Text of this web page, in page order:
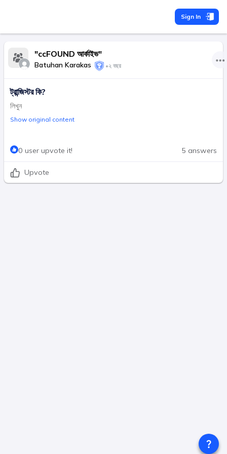
Sign In
"ccFOUND আর্কাইভ"
Batuhan Karakas •২ বছর
ট্রান্জিস্টর কি?
লিখুন
Show original content
0 user upvote it! 5 answers
Upvote